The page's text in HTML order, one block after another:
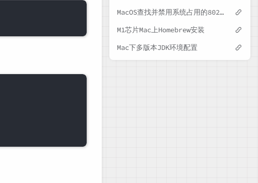
MacOS查找并禁用系统占用的8021端口
M1芯片Mac上Homebrew安装
Mac下多版本JDK环境配置